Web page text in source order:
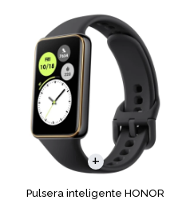
Pulsera inteligente HONOR